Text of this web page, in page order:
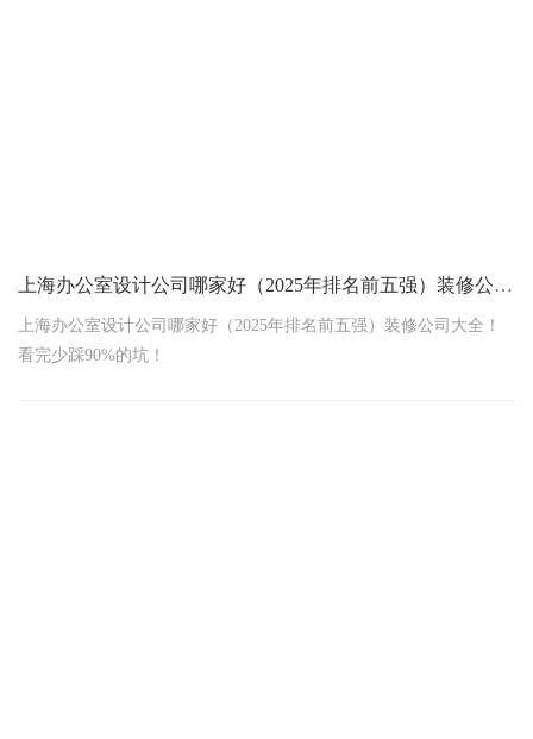
上海办公室设计公司哪家好（2025年排名前五强）装修公司大全！看完少踩90%的坑！
上海办公室设计公司哪家好（2025年排名前五强）装修公司大全！
看完少踩90%的坑！